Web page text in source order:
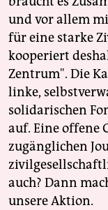
und vor allem
für eine starke
kooperiert
Zentrum". Die
linke,
solidarischen
auf. Eine offene
zugänglichen
auch? Dann
unsere Aktion.